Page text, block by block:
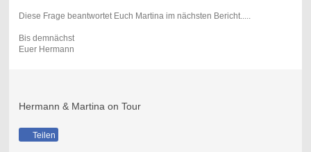
Diese Frage beantwortet Euch Martina im nächsten Bericht.....
Bis demnächst
Euer Hermann
Hermann & Martina on Tour
Teilen